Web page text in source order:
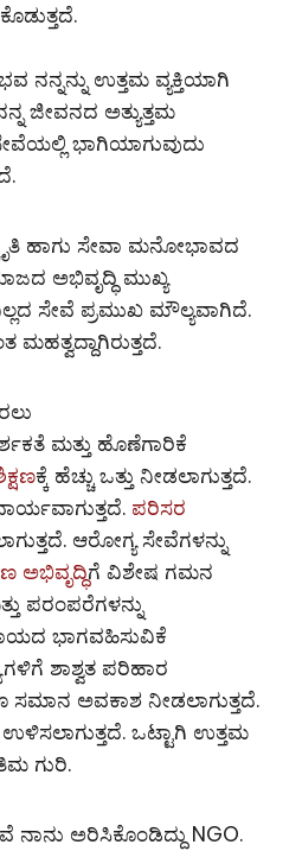
ನನ್ನನ್ನು ಉತ್ತಮ ವ್ಯಕ್ತಿಯಾಗಿ
ಜೀವನದ ಅತ್ಯುತ್ತಮ
ಭಾಗಿಯಾಗುವುದು
ಹಾಗು ಸೇವಾ ಮನೋಭಾವದ
ಅಭಿವೃದ್ಧಿ ಮುಖ್ಯ
ಸೇವೆ ಪ್ರಮುಖ ಮೌಲ್ಯವಾಗಿದೆ.
ಮಹತ್ವದ್ದಾಗಿರುತ್ತದೆ.
ಮತ್ತು ಹೊಣೆಗಾರಿಕೆ
ಕ್ಕೆ ಹೆಚ್ಚು ಒತ್ತು ನೀಡಲಾಗುತ್ತದೆ.
ಪರಿಸರ
ಆರೋಗ್ಯ ಸೇವೆಗಳನ್ನು
ಅಭಿವೃದ್ಧಿಗೆ ವಿಶೇಷ ಗಮನ
ಪರಂಪರೆಗಳನ್ನು
ಭಾಗವಹಿಸುವಿಕೆ
ಶಾಶ್ವತ ಪರಿಹಾರ
ಸಮಾನ ಅವಕಾಶ ನೀಡಲಾಗುತ್ತದೆ.
ಒಟ್ಟಾಗಿ ಉತ್ತಮ
ಗುರಿ.
ಅರಿಸಿಕೊಂಡಿದ್ದು NGO.